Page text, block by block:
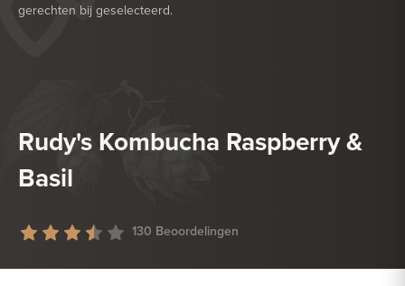
gerechten bij geselecteerd.
HEERLIJK BIJ
Rudy's Kombucha Raspberry &
Basil
130 Beoordelingen